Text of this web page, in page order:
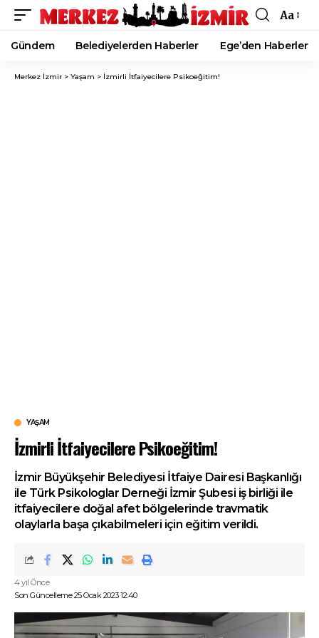
Font
Resizer
Aa
Gündem Belediyelerden Haberler Ege’den Haberler
Merkez İzmir > Yaşam > İzmirli İtfaiyecilere Psikoeğitim!
YAŞAM
İzmirli İtfaiyecilere Psikoeğitim!
İzmir Büyükşehir Belediyesi İtfaiye Dairesi Başkanlığı
ile Türk Psikologlar Derneği İzmir Şubesi iş birliği ile
itfaiyecilere doğal afet bölgelerinde travmatik
olaylarla başa çıkabilmeleri için eğitim verildi.
Son Güncelleme 25 Ocak 2023 12:40
4 yıl Önce